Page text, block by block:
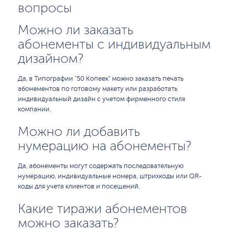
вопросы
Можно ли заказать
абонементы с индивидуальным
дизайном?
Да, в Типографии "50 Копеек" можно заказать печать
абонементов по готовому макету или разработать
индивидуальный дизайн с учетом фирменного стиля
компании.
Можно ли добавить
нумерацию на абонементы?
Да, абонементы могут содержать последовательную
нумерацию, индивидуальные номера, штрихкоды или QR-
коды для учета клиентов и посещений.
Какие тиражи абонементов
можно заказать?